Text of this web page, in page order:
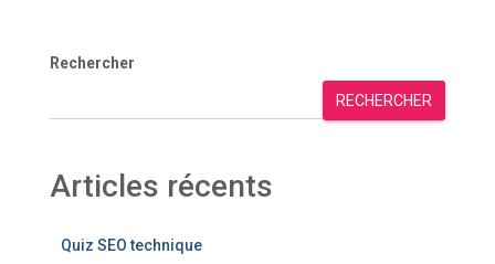
Rechercher
RECHERCHER
Articles récents
Quiz SEO technique